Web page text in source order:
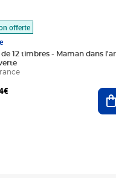
offerte
12 timbres - Maman dans